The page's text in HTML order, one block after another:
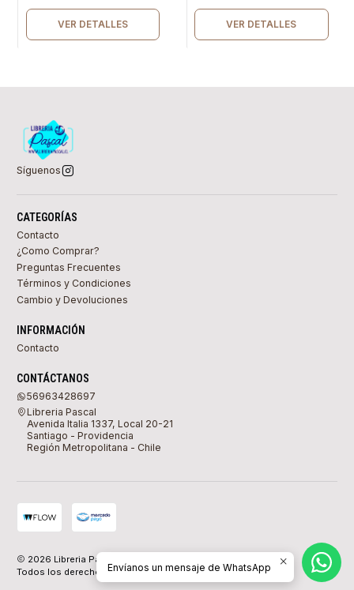
VER DETALLES VER DETALLES
Síguenos
CATEGORÍAS
Contacto
¿Como Comprar?
Preguntas Frecuentes
Términos y Condiciones
Cambio y Devoluciones
INFORMACIÓN
Contacto
CONTÁCTANOS
56963428697
Libreria Pascal
Avenida Italia 1337, Local 20-21
Santiago - Providencia
Región Metropolitana - Chile
2026 Libreria Pascal.
Todos los derechos reservados. Desarrollado por Jumpseller
Envíanos un mensaje de WhatsApp